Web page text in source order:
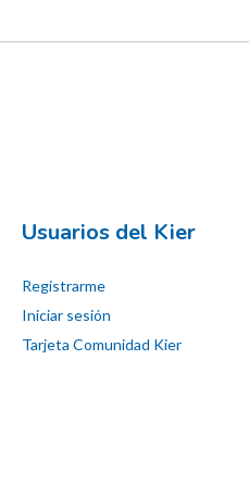
Usuarios del Kier
Registrarme
Iniciar sesión
Tarjeta Comunidad Kier